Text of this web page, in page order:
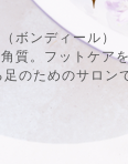
ボンディール）
質。フットケア
のためのサロン